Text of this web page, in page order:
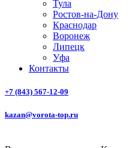
Тула
Ростов-на-Дону
Краснодар
Воронеж
Липецк
Уфа
Контакты
+7 (843) 567-12-09
kazan@vorota-top.ru